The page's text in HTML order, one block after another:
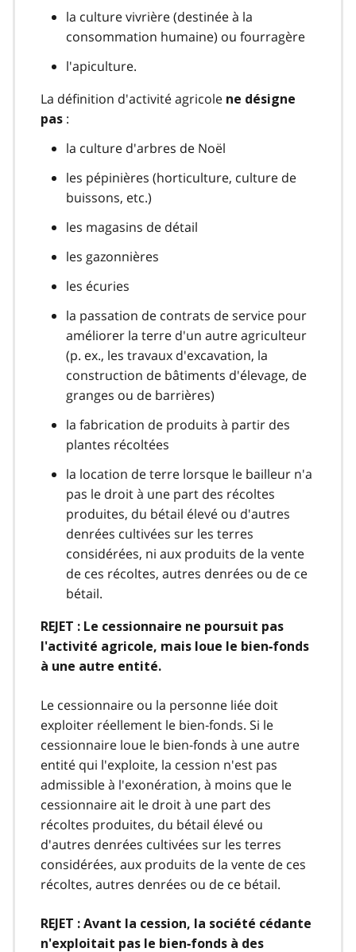
la culture vivrière (destinée à la
consommation humaine) ou fourragère
l'apiculture.
La définition d'activité agricole ne désigne
pas :
la culture d'arbres de Noël
les pépinières (horticulture, culture de
buissons, etc.)
les magasins de détail
les gazonnières
les écuries
la passation de contrats de service pour
améliorer la terre d'un autre agriculteur
(p. ex., les travaux d'excavation, la
construction de bâtiments d'élevage, de
granges ou de barrières)
la fabrication de produits à partir des
plantes récoltées
la location de terre lorsque le bailleur n'a
pas le droit à une part des récoltes
produites, du bétail élevé ou d'autres
denrées cultivées sur les terres
considérées, ni aux produits de la vente
de ces récoltes, autres denrées ou de ce
bétail.
REJET : Le cessionnaire ne poursuit pas
l'activité agricole, mais loue le bien‑fonds
à une autre entité.
Le cessionnaire ou la personne liée doit
exploiter réellement le bien‑fonds. Si le
cessionnaire loue le bien‑fonds à une autre
entité qui l'exploite, la cession n'est pas
admissible à l'exonération, à moins que le
cessionnaire ait le droit à une part des
récoltes produites, du bétail élevé ou
d'autres denrées cultivées sur les terres
considérées, aux produits de la vente de ces
récoltes, autres denrées ou de ce bétail.
REJET : Avant la cession, la société cédante
n'exploitait pas le bien‑fonds à des